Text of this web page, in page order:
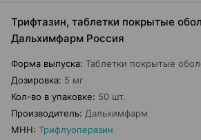
Трифтазин, таблетки покрытые
Дальхимфарм Россия
Форма выпуска: Таблетки покрытые
Дозировка: 5 мг
Кол-во в упаковке: 50 шт.
Производитель: Дальхимфарм
МНН: Трифлуоперазин